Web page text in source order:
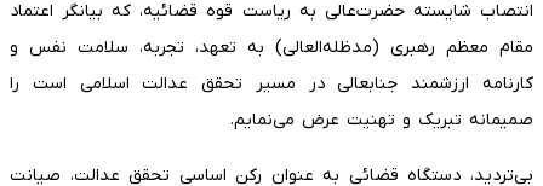
انتصاب شایسته حضرت‌عالی به ریاست قوه قضائیه، که بیانگر اعتماد
مقام معظم رهبری (مدظله‌العالی) به تعهد، تجربه، سلامت نفس و
کارنامه ارزشمند جنابعالی در مسیر تحقق عدالت اسلامی است را
صمیمانه تبریک و تهنیت عرض می‌نمایم.
بی‌تردید، دستگاه قضائی به عنوان رکن اساسی تحقق عدالت، صیانت